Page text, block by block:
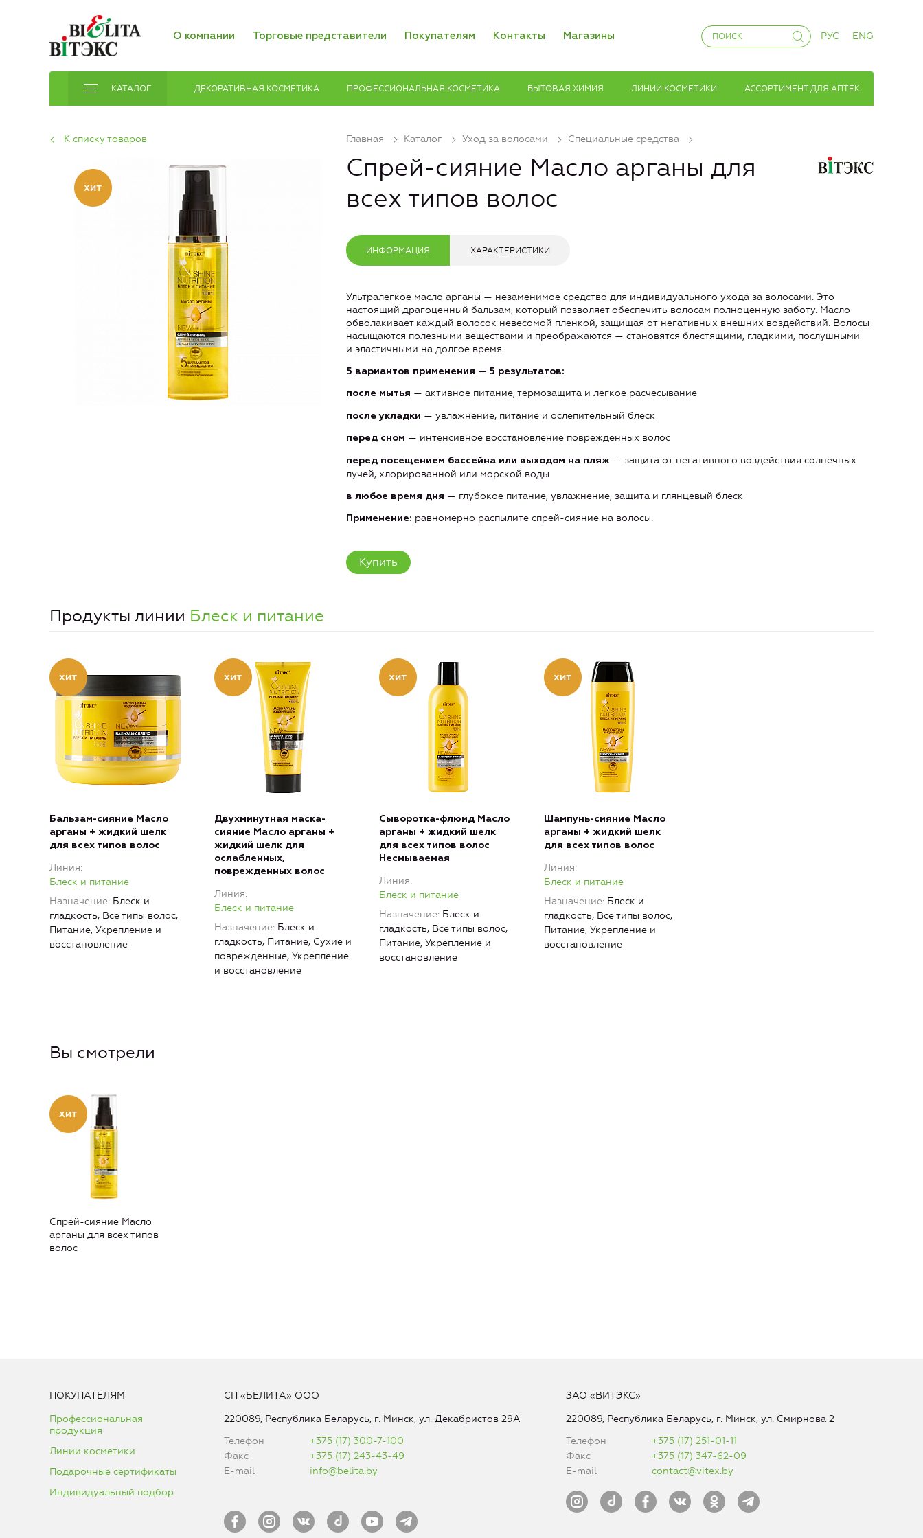
О компании Торговые представители Покупателям Контакты Магазины РУС ENG
КАТАЛОГ ДЕКОРАТИВНАЯ КОСМЕТИКА ПРОФЕССИОНАЛЬНАЯ КОСМЕТИКА БЫТОВАЯ ХИМИЯ ЛИНИИ КОСМЕТИКИ АССОРТИМЕНТ ДЛЯ АПТЕК
Главная Каталог Уход за волосами Специальные средства
К списку товаров
Спрей-сияние Масло арганы для
всех типов волос
ИНФОРМАЦИЯ ХАРАКТЕРИСТИКИ
Ультралегкое масло арганы — незаменимое средство для индивидуального ухода за волосами. Это
настоящий драгоценный бальзам, который позволяет обеспечить волосам полноценную заботу. Масло
обволакивает каждый волосок невесомой пленкой, защищая от негативных внешних воздействий. Волосы
насыщаются полезными веществами и преображаются — становятся блестящими, гладкими, послушными
и эластичными на долгое время.
5 вариантов применения — 5 результатов:
после мытья — активное питание, термозащита и легкое расчесывание
после укладки — увлажнение, питание и ослепительный блеск
перед сном — интенсивное восстановление поврежденных волос
перед посещением бассейна или выходом на пляж — защита от негативного воздействия солнечных
лучей, хлорированной или морской воды
в любое время дня — глубокое питание, увлажнение, защита и глянцевый блеск
Применение: равномерно распылите спрей-сияние на волосы.
Купить
Продукты линии Блеск и питание
Бальзам-сияние Масло
арганы + жидкий шелк
для всех типов волос
Линия
Блеск и питание
Назначение Блеск и
гладкость, Все типы волос,
Питание, Укрепление и
восстановление
Двухминутная маска-
сияние Масло арганы +
жидкий шелк для
ослабленных,
поврежденных волос
Линия
Блеск и питание
Назначение Блеск и
гладкость, Питание, Сухие и
поврежденные, Укрепление
и восстановление
Сыворотка-флюид Масло
арганы + жидкий шелк
для всех типов волос
Несмываемая
Линия
Блеск и питание
Назначение Блеск и
гладкость, Все типы волос,
Питание, Укрепление и
восстановление
Шампунь-сияние Масло
арганы + жидкий шелк
для всех типов волос
Линия
Блеск и питание
Назначение Блеск и
гладкость, Все типы волос,
Питание, Укрепление и
восстановление
Вы смотрели
Спрей-сияние Масло
арганы для всех типов
волос
ПОКУПАТЕЛЯМ
Профессиональная
продукция
Линии косметики
Подарочные сертификаты
Индивидуальный подбор
СП «БЕЛИТА» ООО
220089, Республика Беларусь, г. Минск, ул. Декабристов 29А
Телефон
+375 (17) 300-7-100
Факс
+375 (17) 243-43-49
E-mail
info@belita.by
ЗАО «ВИТЭКС»
220089, Республика Беларусь, г. Минск, ул. Смирнова 2
Телефон
+375 (17) 251-01-11
Факс
+375 (17) 347-62-09
E-mail
contact@vitex.by